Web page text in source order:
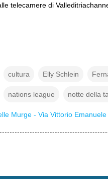
telecamere di
cultura Elly Schlein
nations league notte della
Murge - Via Vittorio